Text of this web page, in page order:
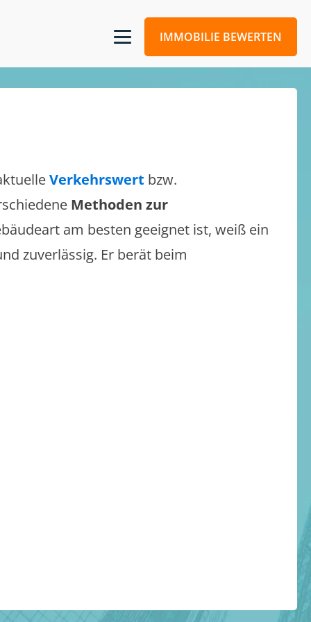
IMMOBILIE BEWERTEN
Verkehrswert bzw.
Methoden zur
am besten geeignet ist, weiß ein
zuverlässig. Er berät beim